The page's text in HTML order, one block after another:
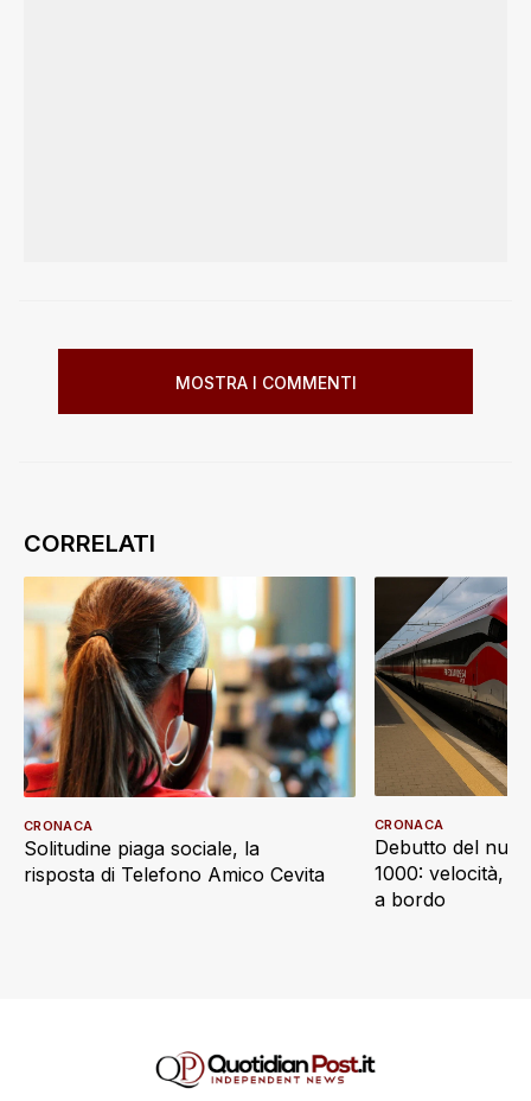
MOSTRA I COMMENTI
Solitudine piaga sociale, la
risposta di Telefono Amico Cevita
CRONACA
Debutto del
1000: velocità,
a bordo
CRONACA